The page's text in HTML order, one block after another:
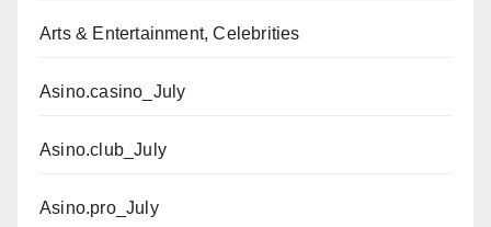
Arts & Entertainment, Celebrities
Asino.casino_July
Asino.club_July
Asino.pro_July